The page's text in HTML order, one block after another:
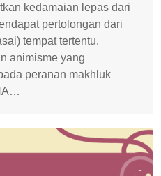
kedamaian lepas dari
pertolongan dari
tempat tertentu.
animisme yang
peranan makhluk